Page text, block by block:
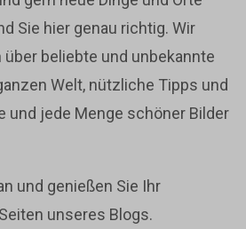
Sie hier genau richtig. Wir
beliebte und unbekannte
Welt, nützliche Tipps und
und jede Menge schöner Bilder
und genießen Sie Ihr
unseres Blogs.